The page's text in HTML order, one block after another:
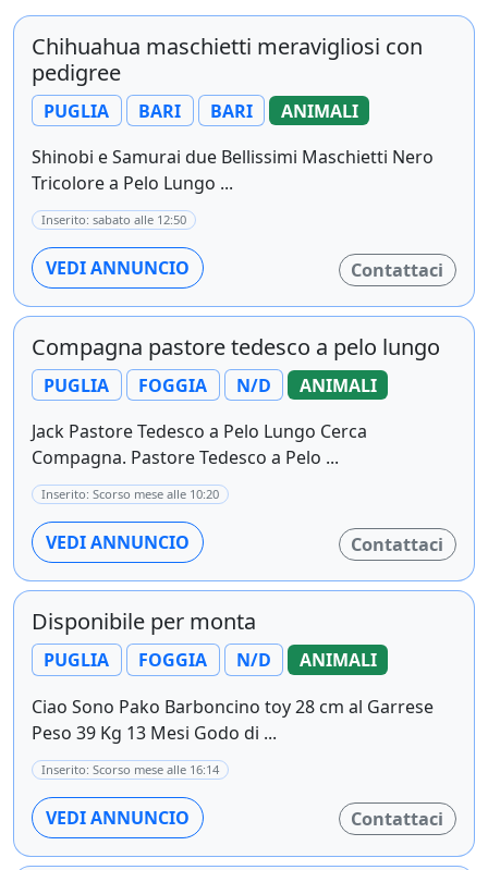
Chihuahua maschietti meravigliosi con
pedigree
PUGLIA BARI BARI
ANIMALI
Shinobi e Samurai due Bellissimi Maschietti Nero
Tricolore a Pelo Lungo ...
Inserito: sabato alle 12:50
VEDI ANNUNCIO Contattaci
Compagna pastore tedesco a pelo lungo
PUGLIA FOGGIA N/D
ANIMALI
Jack Pastore Tedesco a Pelo Lungo Cerca
Compagna. Pastore Tedesco a Pelo ...
Inserito: Scorso mese alle 10:20
VEDI ANNUNCIO Contattaci
Disponibile per monta
PUGLIA FOGGIA N/D
ANIMALI
Ciao Sono Pako Barboncino toy 28 cm al Garrese
Peso 39 Kg 13 Mesi Godo di ...
Inserito: Scorso mese alle 16:14
VEDI ANNUNCIO Contattaci